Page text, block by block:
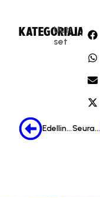
KATEGORIA:
Uuti
set
JAA:
Edellinen Seuraava